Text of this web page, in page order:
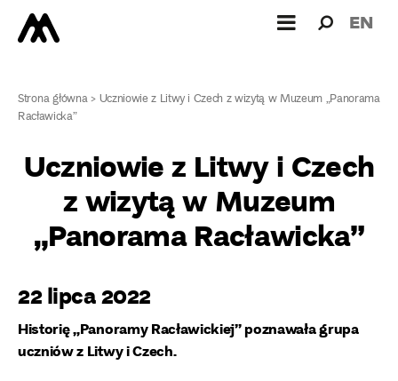
dla: EN
Strona główna>Uczniowie z Litwy i Czech z wizytą w Muzeum „Panorama
Racławicka”
Uczniowie z Litwy i Czech
z wizytą w Muzeum
„Panorama Racławicka”
22 lipca 2022
Historię „Panoramy Racławickiej” poznawała grupa
uczniów z Litwy i Czech.